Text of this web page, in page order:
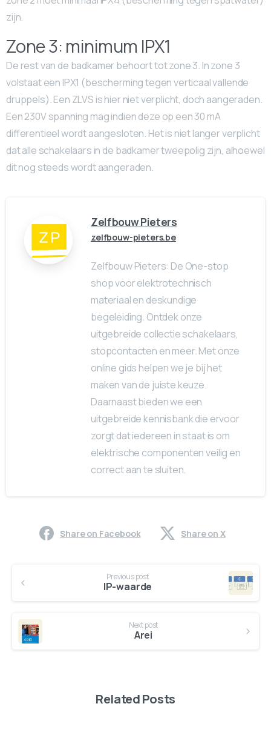
zijn.
Zone 3: minimum IPX1
De rest van de badkamer behoort tot zone 3. In zone 3
volstaat een IPX1 (bescherming tegen verticaal vallende
druppels). Een ZLVS is hier niet verplicht, doch aangeraden.
Een 230V spanning mag indien deze op een 30 mA
differentieel wordt aangesloten. Het is niet langer verplicht
dat alle schakelaars in de badkamer tweepolig zijn, alhoewel
dit nog steeds wordt aangeraden.
Zelfbouw Pieters
zelfbouw-pieters.be
Zelfbouw Pieters: De One-stop
shop voor elektrotechnisch
materiaal en deskundige
begeleiding. Ontdek onze
uitgebreide collectie schakelaars,
stopcontacten en meer. Met onze
online gids helpen we je bij het
maken van de juiste keuze.
Daarnaast bieden we een
uitgebreide kennisbank die ervoor
zorgt dat iedereen in staat is om
elektrische componenten veilig en
correct aan te sluiten.
Share on Facebook Share on X
Previous post
IP-waarde
Next post
Arei
Related Posts